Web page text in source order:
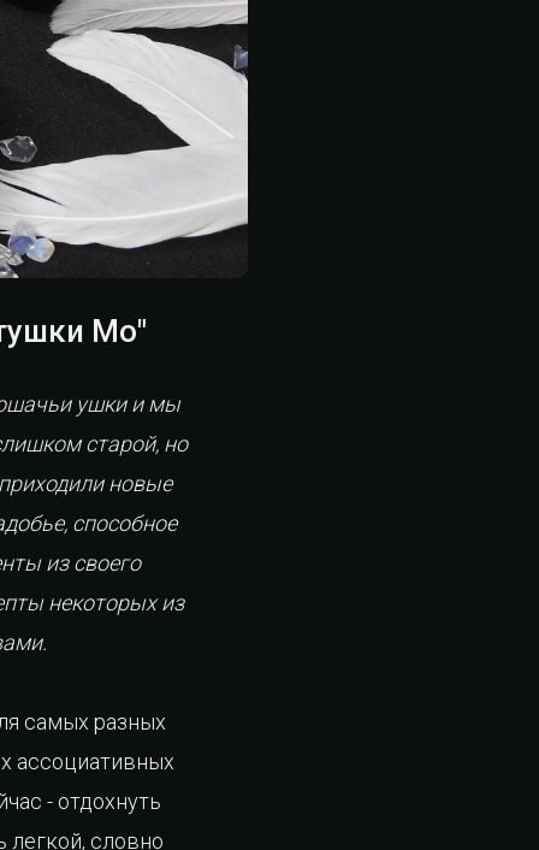
Мо"
ушки и мы
старой, но
новые
способное
из своего
некоторых из
самых разных
ассоциативных
- отдохнуть
легкой, словно